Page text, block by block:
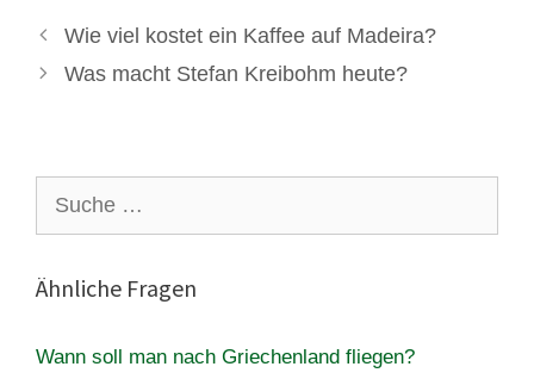
Wie viel kostet ein Kaffee auf Madeira?
Was macht Stefan Kreibohm heute?
nach:
Ähnliche Fragen
Wann soll man nach Griechenland fliegen?